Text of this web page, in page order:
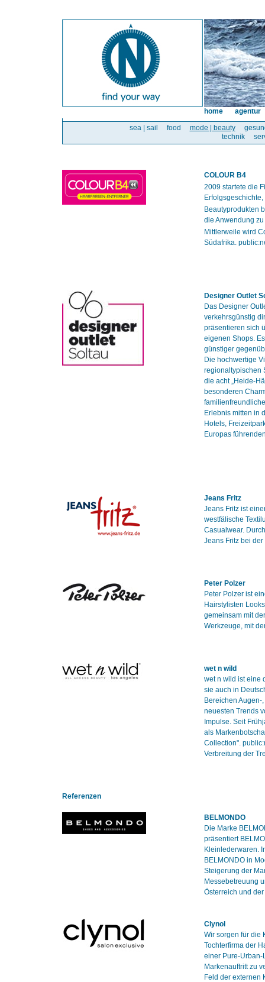
sea | sail food mode | beauty
technik
home agentur
COLOUR B4
2009 startete die
Beautyprodukten
die Anwendung
Mittlerweile wird
Südafrika.
Designer Outlet
Das Designer
verkehrsgünstig
präsentieren sich
eigenen Shops.
günstiger
Die hochwertige
regionaltypischen
die acht „Heide-
besonderen
Erlebnis mitten in
Hotels,
Europas
Jeans Fritz
Jeans Fritz ist
westfälische
Casualwear.
Jeans Fritz bei
Peter Polzer
Peter Polzer ist
Hairstylisten
gemeinsam mit
Werkzeuge, mit
wet n wild
wet n wild ist eine
sie auch in
Bereichen
neuesten Trends
Impulse. Seit
als
Collection".
Verbreitung der
Referenzen
BELMONDO
Die Marke
präsentiert
Kleinlederwaren.
BELMONDO in
Steigerung der
Messebetreuung
Österreich und
Clynol
Wir sorgen für die
Tochterfirma der
einer Pure-Urban-
Markenauftritt zu
Feld der externen